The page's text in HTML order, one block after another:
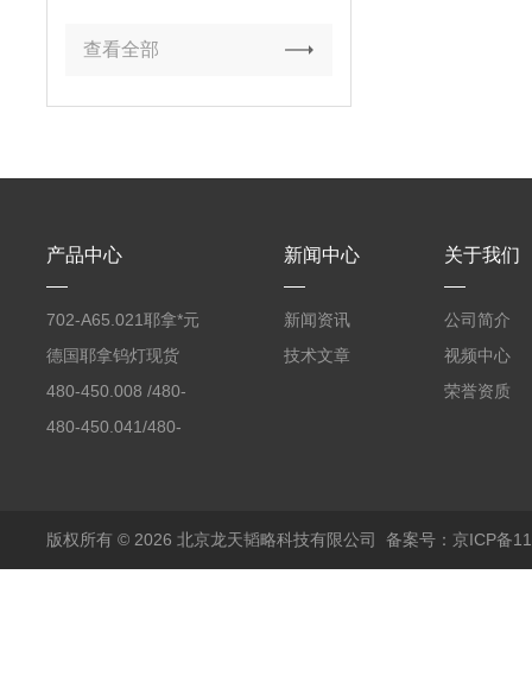
查看全部
产品中心
702-A65.021耶拿*元
素分析仪反应罐
德国耶拿钨灯现货
480-450.008 /480-
450.008C耶拿镉Cd空
480-450.041/480-
包邮
新闻中心
新闻资讯
技术文章
关于我们
公司简介
视频中心
荣誉资质
版权所有 © 2026 北京龙天韬略科技有限公司 备案号：京ICP备